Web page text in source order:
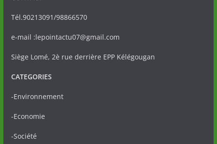
Tél.90213091/98866570
e-mail :lepointactu07@gmail.com
Siège Lomé, 2è rue derrière EPP Kélégougan
CATEGORIES
-Environnement
-Economie
-Société